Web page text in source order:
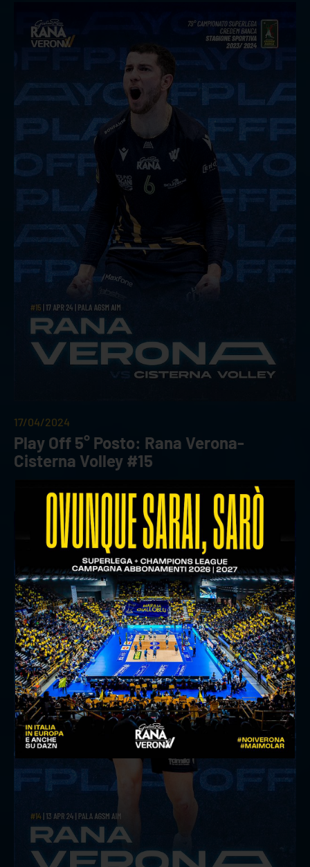
17/04/2024
Play Off 5° Posto: Rana Verona-
Cisterna Volley #15